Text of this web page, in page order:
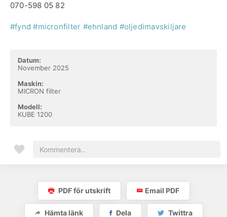
070-598 05 82
#fynd #micronfilter #ehnland #oljedimavskiljare
Datum:
November 2025
Maskin:
MICRON filter
Modell:
KUBE 1200
PDF för utskrift Email PDF
Hämta länk Dela Twittra